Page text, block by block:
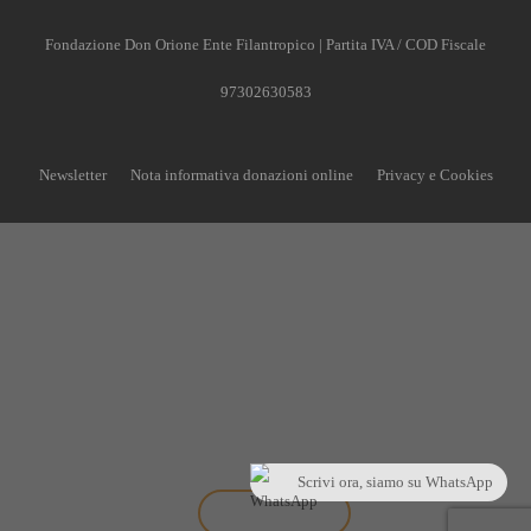
Fondazione Don Orione Ente Filantropico | Partita IVA / COD Fiscale
97302630583
Newsletter Nota informativa donazioni online Privacy e Cookies
Scopri come
Scrivi ora, siamo su WhatsApp